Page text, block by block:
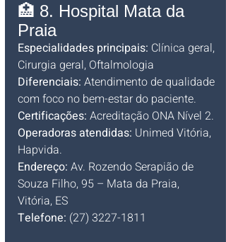
🏥 8. Hospital Mata da
Praia
Especialidades principais: Clínica geral,
Cirurgia geral, Oftalmologia
Diferenciais: Atendimento de qualidade
com foco no bem-estar do paciente.
Certificações: Acreditação ONA Nível 2.
Operadoras atendidas: Unimed Vitória,
Hapvida.
Endereço: Av. Rozendo Serapião de
Souza Filho, 95 – Mata da Praia,
Vitória, ES
Telefone: (27) 3227-1811